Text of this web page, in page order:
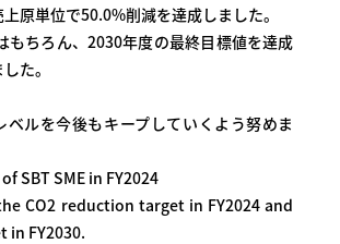
原単位で50.0%削減を達成しました。
もちろん、2030年度の最終目標値を達成
た。
ベルを今後もキープしていくよう努めま
SBT SME in FY2024
CO2 reduction target in FY2024 and
FY2030.